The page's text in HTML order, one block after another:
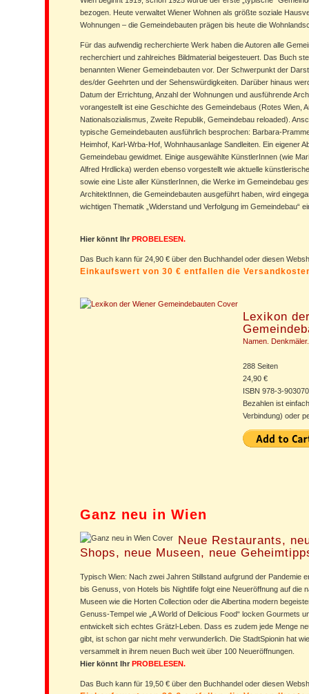
bezogen. Heute verwaltet Wiener Wohnen als größte soziale
Wohnungen – die Gemeindebauten prägen bis heute die
Für das aufwendig recherchierte Werk haben die Autoren alle
recherchiert und zahlreiches Bildmaterial beigesteuert. Das Buch
benannten Wiener Gemeindebauten vor. Der Schwerpunkt der
des/der Geehrten und der Sehenswürdigkeiten. Darüber hinaus
Datum der Errichtung, Anzahl der Wohnungen und ausführende
vorangestellt ist eine Geschichte des Gemeindebaus (Rotes Wien,
Nationalsozialismus, Zweite Republik, Gemeindebau reloaded).
typische Gemeindebauten ausführlich besprochen: Barbara-
Heimhof, Karl-Wrba-Hof, Wohnhausanlage Sandleiten. Ein eigener
Gemeindebau gewidmet. Einige ausgewählte KünstlerInnen (wie
Alfred Hrdlicka) werden ebenso vorgestellt wie aktuelle
sowie eine Liste aller KünstlerInnen, die Werke im Gemeindebau
ArchitektInnen, die Gemeindebauten ausgeführt haben, wird
wichtigen Thematik „Widerstand und Verfolgung im Gemeindebau“
Hier könnt Ihr PROBELESEN.
Das Buch kann für 24,90 € über den Buchhandel oder diesen
Einkaufswert von 30 € entfallen die
Lexikon
Namen.
288 Seiten
24,90 €
ISBN 978-3-
Bezahlen ist
Verbindung) oder
Ganz neu in Wien
Neue Restaurants,
Shops, neue Museen, neue
Typisch Wien: Nach zwei Jahren Stillstand aufgrund der Pandemie
bis Genuss, von Hotels bis Nightlife folgt eine Neueröffnung auf die
Museen wie die Horten Collection oder die Albertina modern
Genuss-Tempel wie „A World of Delicious Food“ locken Gourmets
entwickelt sich echtes Grätzl-Leben. Dass es zudem jede Menge
gibt, ist schon gar nicht mehr verwunderlich. Die StadtSpionin hat
versammelt in ihrem neuen Buch weit über 100 Neueröffnungen.
Hier könnt Ihr PROBELESEN.
Das Buch kann für 19,50 € über den Buchhandel oder diesen